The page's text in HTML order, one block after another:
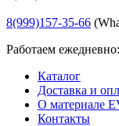
8(999)157-35-66
Работаем
Каталог
Доставка и
О материале
Контакты